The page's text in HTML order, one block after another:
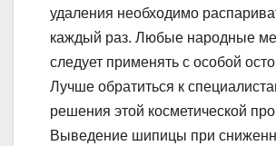
удаления необходимо
каждый раз. Любые народные
следует применять с особой
Лучше обратиться к
решения этой косметической
Выведение шипицы при